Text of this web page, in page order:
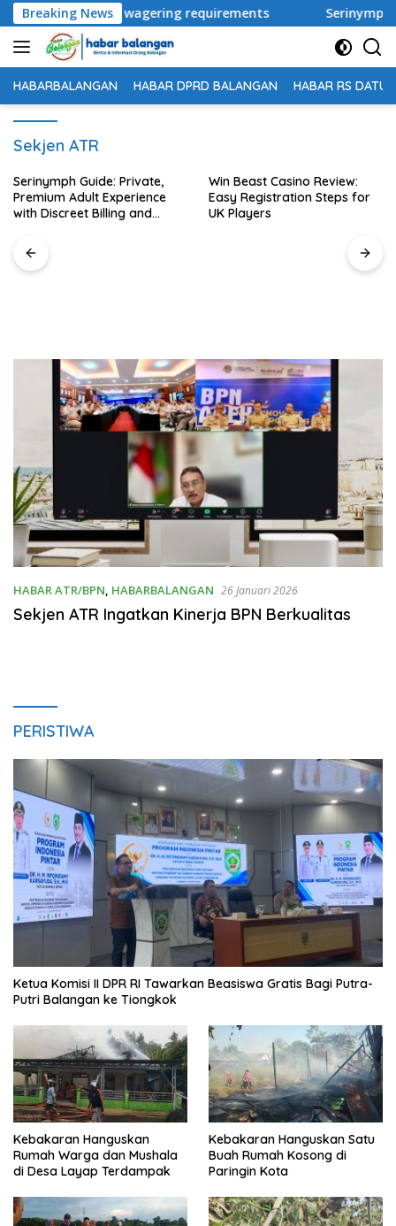
Langsung
ke
konten
Breaking News
offers & wagering requirements Serinymph
HABARBALANGAN HABAR DPRD BALANGAN HABAR RS DATU
Sekjen ATR
Serinymph Guide: Private,
Premium Adult Experience
with Discreet Billing and
Win Beast Casino Review:
Easy Registration Steps for
UK Players
HABAR ATR/BPN, HABARBALANGAN 26 Januari 2026
Sekjen ATR Ingatkan Kinerja BPN Berkualitas
PERISTIWA
Ketua Komisi II DPR RI Tawarkan Beasiswa Gratis Bagi Putra-
Putri Balangan ke Tiongkok
Kebakaran Hanguskan
Rumah Warga dan Mushala
di Desa Layap Terdampak
Kebakaran Hanguskan Satu
Buah Rumah Kosong di
Paringin Kota